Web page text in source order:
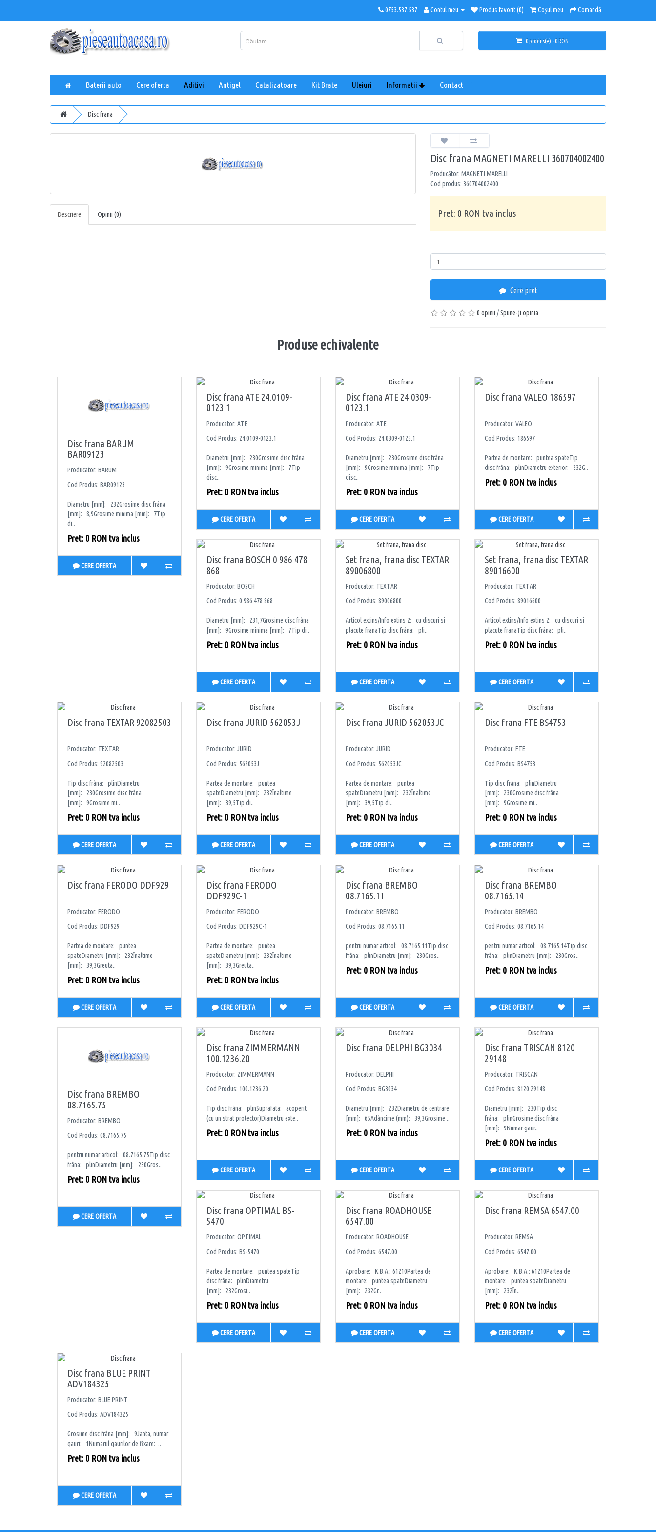
0753.537.537 Contul meu Produs favorit (0) Coşul meu Comandă
0 produs(e) - 0 RON
Baterii auto Cere oferta Aditivi Antigel Catalizatoare Kit Brate Uleiuri .
Informatii Contact
Disc frana
Descriere Opinii (0)
Disc frana MAGNETI MARELLI 360704002400
Producător: MAGNETI MARELLI
Cod produs: 360704002400
Pret: 0 RON tva inclus
Cere pret
0 opinii /Spune-ţi opinia
Produse echivalente
Disc frana BARUM
BAR09123
Producator: BARUM
Cod Produs: BAR09123
Diametru [mm]: 232Grosime disc frâna
[mm]: 8,9Grosime minima [mm]: 7Tip
di..
Pret: 0 RON tva inclus
CERE OFERTA
Disc frana ATE 24.0109-
0123.1
Producator: ATE
Cod Produs: 24.0109-0123.1
Diametru [mm]: 230Grosime disc frâna
[mm]: 9Grosime minima [mm]: 7Tip
disc..
Pret: 0 RON tva inclus
CERE OFERTA
Disc frana ATE 24.0309-
0123.1
Producator: ATE
Cod Produs: 24.0309-0123.1
Diametru [mm]: 230Grosime disc frâna
[mm]: 9Grosime minima [mm]: 7Tip
disc..
Pret: 0 RON tva inclus
CERE OFERTA
Disc frana VALEO 186597
Producator: VALEO
Cod Produs: 186597
Partea de montare: puntea spateTip
disc frâna: plinDiametru exterior: 232G..
Pret: 0 RON tva inclus
CERE OFERTA
Disc frana BOSCH 0 986 478
868
Producator: BOSCH
Cod Produs: 0 986 478 868
Diametru [mm]: 231,7Grosime disc frâna
[mm]: 9Grosime minima [mm]: 7Tip di..
Pret: 0 RON tva inclus
CERE OFERTA
Set frana, frana disc TEXTAR
89006800
Producator: TEXTAR
Cod Produs: 89006800
Articol extins/Info extins 2: cu discuri si
placute franaTip disc frâna: pli..
Pret: 0 RON tva inclus
CERE OFERTA
Set frana, frana disc TEXTAR
89016600
Producator: TEXTAR
Cod Produs: 89016600
Articol extins/Info extins 2: cu discuri si
placute franaTip disc frâna: pli..
Pret: 0 RON tva inclus
CERE OFERTA
Disc frana TEXTAR 92082503
Producator: TEXTAR
Cod Produs: 92082503
Tip disc frâna: plinDiametru
[mm]: 230Grosime disc frâna
[mm]: 9Grosime mi..
Pret: 0 RON tva inclus
CERE OFERTA
Disc frana JURID 562053J
Producator: JURID
Cod Produs: 562053J
Partea de montare: puntea
spateDiametru [mm]: 232Înaltime
[mm]: 39,5Tip di..
Pret: 0 RON tva inclus
CERE OFERTA
Disc frana JURID 562053JC
Producator: JURID
Cod Produs: 562053JC
Partea de montare: puntea
spateDiametru [mm]: 232Înaltime
[mm]: 39,5Tip di..
Pret: 0 RON tva inclus
CERE OFERTA
Disc frana FTE BS4753
Producator: FTE
Cod Produs: BS4753
Tip disc frâna: plinDiametru
[mm]: 230Grosime disc frâna
[mm]: 9Grosime mi..
Pret: 0 RON tva inclus
CERE OFERTA
Disc frana FERODO DDF929
Producator: FERODO
Cod Produs: DDF929
Partea de montare: puntea
spateDiametru [mm]: 232Înaltime
[mm]: 39,3Greuta..
Pret: 0 RON tva inclus
CERE OFERTA
Disc frana FERODO
DDF929C-1
Producator: FERODO
Cod Produs: DDF929C-1
Partea de montare: puntea
spateDiametru [mm]: 232Înaltime
[mm]: 39,3Greuta..
Pret: 0 RON tva inclus
CERE OFERTA
Disc frana BREMBO
08.7165.11
Producator: BREMBO
Cod Produs: 08.7165.11
pentru numar articol: 08.7165.11Tip disc
frâna: plinDiametru [mm]: 230Gros..
Pret: 0 RON tva inclus
CERE OFERTA
Disc frana BREMBO
08.7165.14
Producator: BREMBO
Cod Produs: 08.7165.14
pentru numar articol: 08.7165.14Tip disc
frâna: plinDiametru [mm]: 230Gros..
Pret: 0 RON tva inclus
CERE OFERTA
Disc frana BREMBO
08.7165.75
Producator: BREMBO
Cod Produs: 08.7165.75
pentru numar articol: 08.7165.75Tip disc
frâna: plinDiametru [mm]: 230Gros..
Pret: 0 RON tva inclus
CERE OFERTA
Disc frana ZIMMERMANN
100.1236.20
Producator: ZIMMERMANN
Cod Produs: 100.1236.20
Tip disc frâna: plinSuprafata: acoperit
(cu un strat protector)Diametru exte..
Pret: 0 RON tva inclus
CERE OFERTA
Disc frana DELPHI BG3034
Producator: DELPHI
Cod Produs: BG3034
Diametru [mm]: 232Diametru de centrare
[mm]: 65Adâncime (mm): 39,3Grosime ..
Pret: 0 RON tva inclus
CERE OFERTA
Disc frana TRISCAN 8120
29148
Producator: TRISCAN
Cod Produs: 8120 29148
Diametru [mm]: 230Tip disc
frâna: plinGrosime disc frâna
[mm]: 9Numar gaur..
Pret: 0 RON tva inclus
CERE OFERTA
Disc frana OPTIMAL BS-
5470
Producator: OPTIMAL
Cod Produs: BS-5470
Partea de montare: puntea spateTip
disc frâna: plinDiametru
[mm]: 232Grosi..
Pret: 0 RON tva inclus
CERE OFERTA
Disc frana ROADHOUSE
6547.00
Producator: ROADHOUSE
Cod Produs: 6547.00
Aprobare: K.B.A.: 61210Partea de
montare: puntea spateDiametru
[mm]: 232Gr..
Pret: 0 RON tva inclus
CERE OFERTA
Disc frana REMSA 6547.00
Producator: REMSA
Cod Produs: 6547.00
Aprobare: K.B.A.: 61210Partea de
montare: puntea spateDiametru
[mm]: 232În..
Pret: 0 RON tva inclus
CERE OFERTA
Disc frana BLUE PRINT
ADV184325
Producator: BLUE PRINT
Cod Produs: ADV184325
Grosime disc frâna [mm]: 9Janta, numar
gauri: 1Numarul gaurilor de fixare: ..
Pret: 0 RON tva inclus
CERE OFERTA